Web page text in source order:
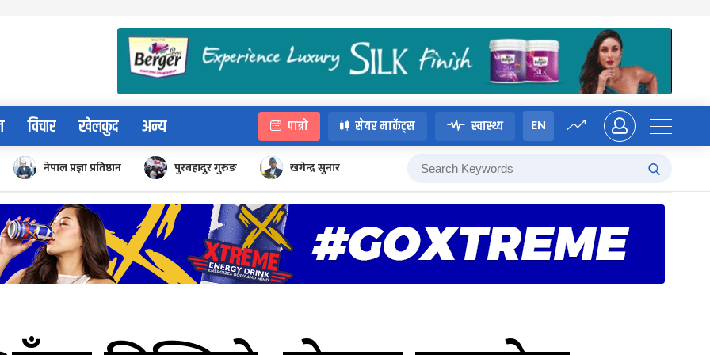
विचार खेलकुद अन्य पात्रो सेयर मार्केट्स स्वास्थ्य EN
नेपाल प्रज्ञा प्रतिष्ठान पुरबहादुर गुरुङ खगेन्द्र सुनार